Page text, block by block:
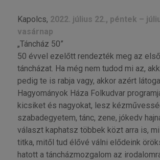
Kapolcs, 2022. július 22., péntek –
vasárnap
„Táncház 50”
50 évvel ezelőtt rendezték meg az
táncházat. Ha még nem tudod mi az,
pedig te is rabja vagy, akkor azért
Hagyományok Háza Folkudvar
kicsiket és nagyokat, lesz
szabadegyetem, tánc, zene, jókedv
választ kaphatsz többek közt arra is,
titka, mitől tud élővé válni elődeink
hatott a táncházmozgalom az